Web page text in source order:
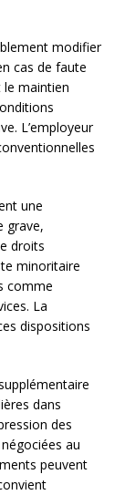
modifier
cas de faute
le maintien
L’employeur
une
grave,
droits
minoritaire
comme
La
dispositions
dans
des
au
peuvent